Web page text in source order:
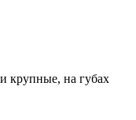
крупные, на губах